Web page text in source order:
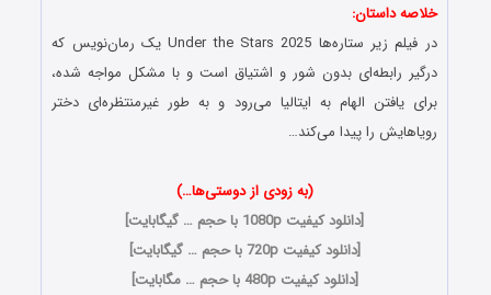
خلاصه داستان:
در فیلم زیر ستاره‌ها Under the Stars 2025 یک رمان‌نویس که
درگیر رابطه‌ای بدون شور و اشتیاق است و با مشکل مواجه شده،
برای یافتن الهام به ایتالیا می‌رود و به طور غیرمنتظره‌ای دختر
رویاهایش را پیدا می‌کند…
(به زودی از دوستی‌ها…)
[دانلود کیفیت 1080p با حجم … گیگابایت
]
[دانلود کیفیت 720p با حجم … گیگابایت
]
[دانلود کیفیت 480p با حجم … مگابایت
]